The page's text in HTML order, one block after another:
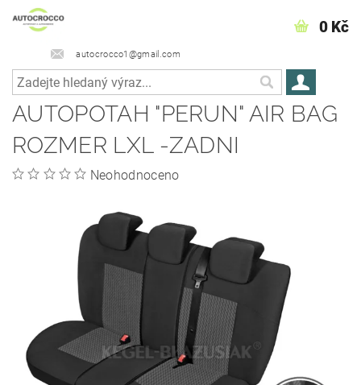
autocrocco1@gmail.com
0 Kč
AUTOPOTAH "PERUN" AIR BAG
ROZMER LXL -ZADNI
Neohodnoceno